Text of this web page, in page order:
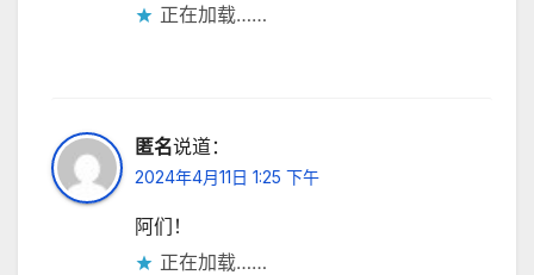
正在加载……
匿名说道：
2024年4月11日 1:25 下午
阿们！
正在加载……